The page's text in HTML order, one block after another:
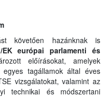
követően hazánknak is
EK európai parlamenti és
előírásokat, amelyek
tagállamok által éves
vizsgálatokat, valamint az
technikai és módszertani